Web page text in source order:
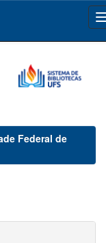
Federal de